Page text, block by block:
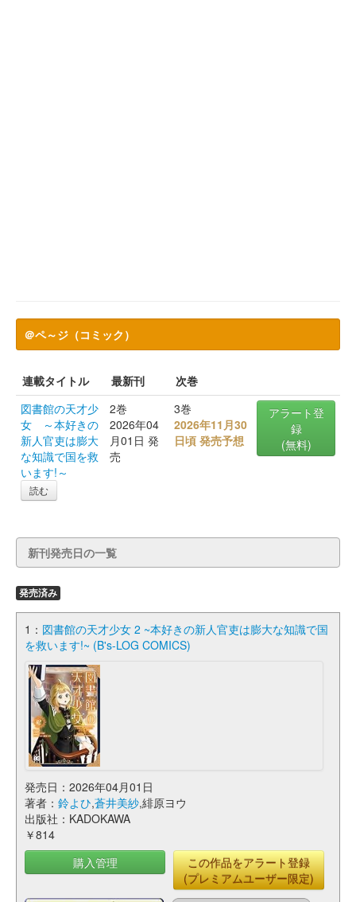
＠ペ～ジ（コミック）
連載タイトル 最新刊
次巻
図書館の天才少
女 ～本好きの
新人官吏は膨大
な知識で国を救
います!～
読む
2巻
2026年04
月01日 発
売
3巻
2026年11月30
日頃 発売予想
アラート登
録
(無料)
新刊発売日の一覧
発売済み
1： 図書館の天才少女 2 ~本好きの新人官吏は膨大な知識で国
を救います!~ (B's-LOG COMICS)
発売日：2026年04月01日
著者： 鈴よひ,蒼井美紗,緋原ヨウ
出版社：KADOKAWA
￥814
購入管理
この作品をアラート登録
(プレミアムユーザー限定)